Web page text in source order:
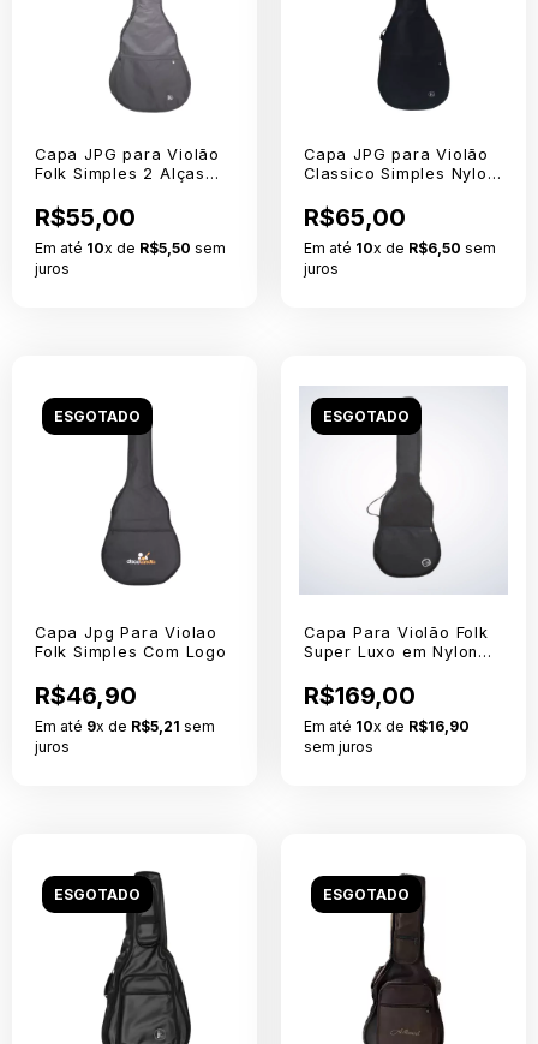
Capa JPG para Violão
Folk Simples 2 Alças
R$55,00
Em até 10x de R$5,50 sem
juros
Capa JPG para Violão
Classico Simples Nylon
R$65,00
Em até 10x de R$6,50 sem
juros
ESGOTADO
Capa Jpg Para Violao
Folk Simples Com Logo
R$46,90
Em até 9x de R$5,21 sem
juros
ESGOTADO
Capa Para Violão Folk
Super Luxo em Nylon
R$169,00
Em até 10x de R$16,90
sem juros
ESGOTADO ESGOTADO